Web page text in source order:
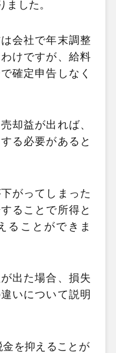
した。
会社で年末調整
けですが、給料
確定申告しなく
却益が出れば、
る必要があると
がってしまった
ることで所得と
ることができま
出た場合、損失
いについて説明
を抑えることが